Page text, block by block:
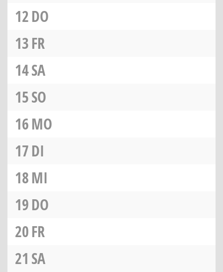
12DO
13FR
14SA
15SO
16MO
17DI
18MI
19DO
20FR
21 SA